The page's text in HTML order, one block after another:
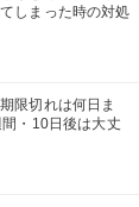
しまった時の対処
限切れは何日ま
・10日後は大丈